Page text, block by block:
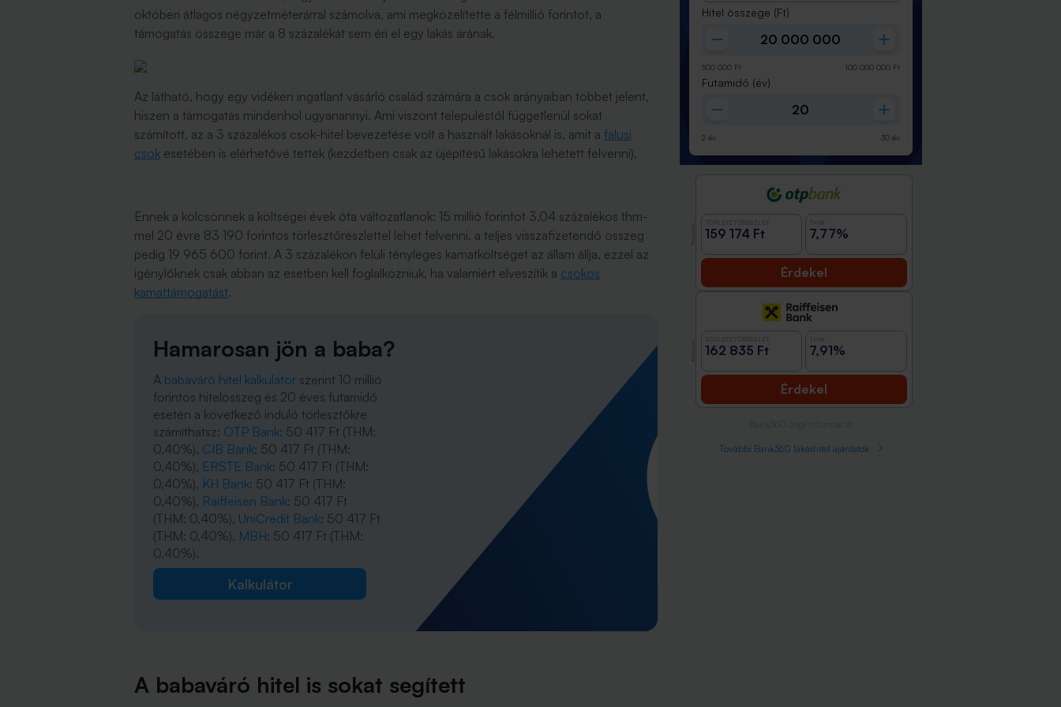
októberi átlagos négyzetméterárral számolva, ami megközelítette a félmillió forintot, a
támogatás összege már a 8 százalékát sem éri el egy lakás árának.
Az látható, hogy egy vidéken ingatlant vásárló család számára a csok arányaiban többet jelent,
hiszen a támogatás mindenhol ugyanannyi. Ami viszont településtől függetlenül sokat
számított, az a 3 százalékos csok-hitel bevezetése volt a használt lakásoknál is, amit a falusi
csok esetében is elérhetővé tettek (kezdetben csak az újépítésű lakásokra lehetett felvenni).
Ennek a kölcsönnek a költségei évek óta változatlanok: 15 millió forintot 3,04 százalékos thm-
mel 20 évre 83 190 forintos törlesztőrészlettel lehet felvenni, a teljes visszafizetendő összeg
pedig 19 965 600 forint. A 3 százalékon felüli tényleges kamatköltséget az állam állja, ezzel az
igénylőknek csak abban az esetben kell foglalkozniuk, ha valamiért elveszítik a csokos
kamattámogatást.
Hamarosan jön a baba?
A babaváró hitel kalkulátor szerint 10 millió
forintos hitelösszeg és 20 éves futamidő
esetén a következő induló törlesztőkre
számíthatsz: OTP Bank: 50 417 Ft (THM:
0,40%), CIB Bank: 50 417 Ft (THM:
0,40%), ERSTE Bank: 50 417 Ft (THM:
0,40%), KH Bank: 50 417 Ft (THM:
0,40%), Raiffeisen Bank: 50 417 Ft
(THM: 0,40%), UniCredit Bank: 50 417 Ft
(THM: 0,40%), MBH: 50 417 Ft (THM:
0,40%).
Kalkulátor
A babaváró hitel is sokat segített
Hitel összege (Ft)
500 000 Ft 100 000 000 Ft
Futamidő (év)
2 év 30 év
159 174 Ft 7,77%
Érdekel
162 835 Ft 7,91%
Érdekel
További Bank360 lakáshitel ajánlatok